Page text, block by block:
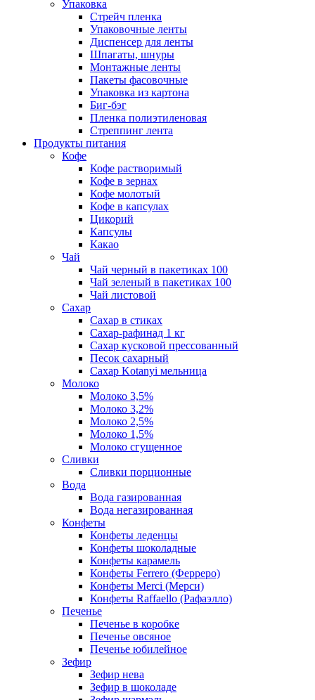
Упаковка
Стрейч пленка
Упаковочные ленты
Диспенсер для ленты
Шпагаты, шнуры
Монтажные ленты
Пакеты фасовочные
Упаковка из картона
Биг-бэг
Пленка полиэтиленовая
Стреппинг лента
Продукты питания
Кофе
Кофе растворимый
Кофе в зернах
Кофе молотый
Кофе в капсулах
Цикорий
Капсулы
Какао
Чай
Чай черный в пакетиках 100
Чай зеленый в пакетиках 100
Чай листовой
Сахар
Сахар в стиках
Сахар-рафинад 1 кг
Сахар кусковой прессованный
Песок сахарный
Сахар Kotanyi мельница
Молоко
Молоко 3,5%
Молоко 3,2%
Молоко 2,5%
Молоко 1,5%
Молоко сгущенное
Сливки
Сливки порционные
Вода
Вода газированная
Вода негазированная
Конфеты
Конфеты леденцы
Конфеты шоколадные
Конфеты карамель
Конфеты Ferrero (Ферреро)
Конфеты Merci (Мерси)
Конфеты Raffaello (Рафаэлло)
Печенье
Печенье в коробке
Печенье овсяное
Печенье юбилейное
Зефир
Зефир нева
Зефир в шоколаде